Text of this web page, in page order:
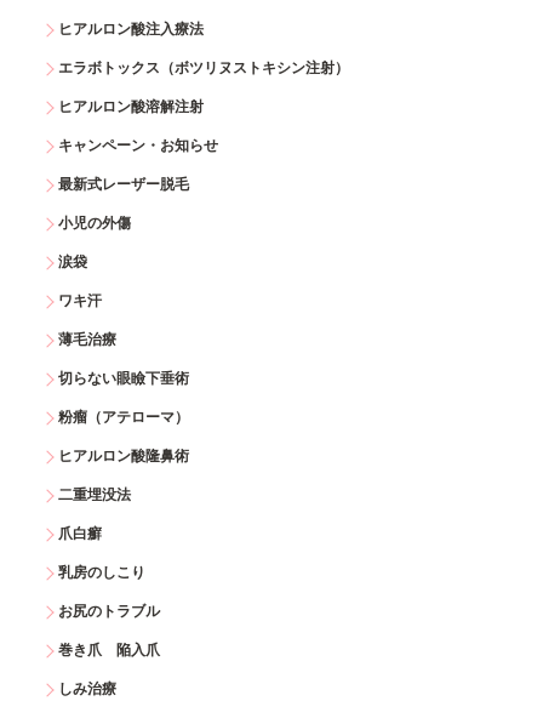
ヒアルロン酸注入療法
エラボトックス（ボツリヌストキシン注射）
ヒアルロン酸溶解注射
キャンペーン・お知らせ
最新式レーザー脱毛
小児の外傷
涙袋
ワキ汗
薄毛治療
切らない眼瞼下垂術
粉瘤（アテローマ）
ヒアルロン酸隆鼻術
二重埋没法
爪白癬
乳房のしこり
お尻のトラブル
巻き爪 陥入爪
しみ治療